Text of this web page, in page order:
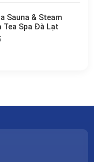
Sauna & Steam
Tea Spa Đà Lạt